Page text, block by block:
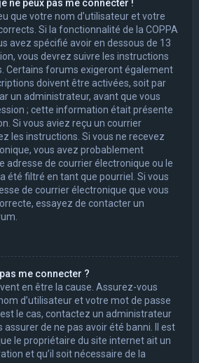
ne peux pas me connecter !
que votre nom d’utilisateur et votre
Si la fonctionnalité de la COPPA
avez spécifié avoir en dessous de 13
vous devrez suivre les instructions
Certains forums exigeront également
doivent être activées, soit par
un administrateur, avant que vous
; cette information était présente
Si vous aviez reçu un courrier
les instructions. Si vous ne recevez
vous avez probablement
adresse de courrier électronique ou le
été filtré en tant que pourriel. Si vous
de courrier électronique que vous
essayez de contacter un
me connecter ?
en être la cause. Assurez-vous
d’utilisateur et votre mot de passe
le cas, contactez un administrateur
de ne pas avoir été banni. Il est
le propriétaire du site internet ait un
et qu’il soit nécessaire de la